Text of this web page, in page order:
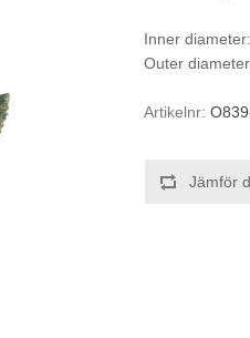
Inner
Outer
Artikelnr:
Jämför